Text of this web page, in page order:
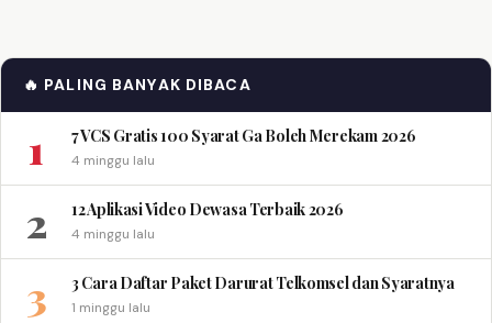
🔥 PALING BANYAK DIBACA
1 7 VCS Gratis 100 Syarat Ga Boleh Merekam 2026
4 minggu lalu
2 12 Aplikasi Video Dewasa Terbaik 2026
4 minggu lalu
3 3 Cara Daftar Paket Darurat Telkomsel dan Syaratnya
1 minggu lalu